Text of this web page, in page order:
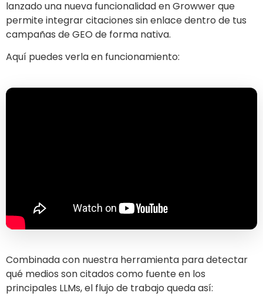
lanzado una nueva funcionalidad en Growwer que
permite integrar citaciones sin enlace dentro de tus
campañas de GEO de forma nativa.
Aquí puedes verla en funcionamiento:
Combinada con nuestra herramienta para detectar
qué medios son citados como fuente en los
principales LLMs, el flujo de trabajo queda así: